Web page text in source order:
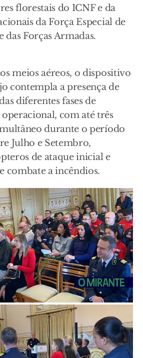
florestais do ICNF e da
da Força Especial de
das Forças Armadas.
meios aéreos, o dispositivo
contempla a presença de
diferentes fases de
com até três
durante o período
Julho e Setembro,
de ataque inicial e
combate a incêndios.